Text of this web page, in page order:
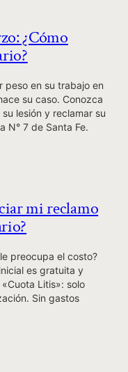
¿Cómo
peso en su trabajo en
su caso. Conozca
lesión y reclamar su
N° 7 de Santa Fe.
mi reclamo
preocupa el costo?
es gratuita y
Litis»: solo
Sin gastos